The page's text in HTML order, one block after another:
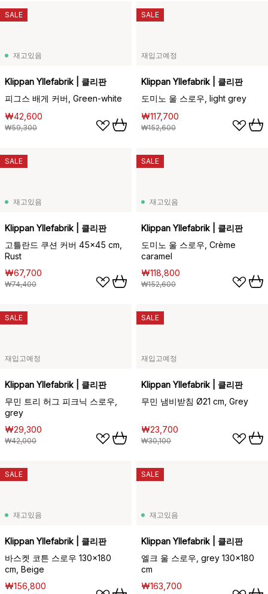
재고있음
Klippan Yllefabrik | 클리판
피그스 배게 커버, Green-white
₩42,600
₩59,300
SALE
재입고예정
Klippan Yllefabrik | 클리판
도미노 울 스로우, light grey
₩117,700
₩152,600
SALE
재고있음
Klippan Yllefabrik | 클리판
고틀란드 쿠션 커버 45x45 cm,
Rust
₩67,700
₩74,400
SALE
재고있음
Klippan Yllefabrik | 클리판
도미노 울 스로우, Crème
caramel
₩118,800
₩152,600
SALE
재입고예정
Klippan Yllefabrik | 클리판
무민 트리 허그 피크닉 스로우,
grey
₩29,300
₩42,000
SALE
재입고예정
Klippan Yllefabrik | 클리판
무민 냄비받침 Ø21 cm, Grey
₩23,700
₩30,100
SALE
재고있음
Klippan Yllefabrik | 클리판
바스켓 코튼 스로우 130x180
cm, Beige
₩156,800
SALE
재고있음
Klippan Yllefabrik | 클리판
엘크 울 스로우, grey 130x180
cm
₩163,700
SALE